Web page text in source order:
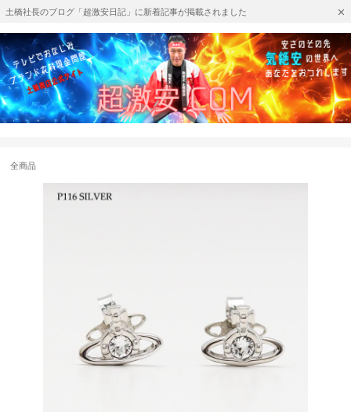
土橋社長のブログ「超激安日記」に新着記事が掲載されました
全商品